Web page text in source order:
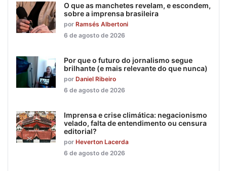
O que as manchetes revelam, e escondem,
sobre a imprensa brasileira
por Ramsés Albertoni
6 de agosto de 2026
Por que o futuro do jornalismo segue
brilhante (e mais relevante do que nunca)
por Daniel Ribeiro
6 de agosto de 2026
Imprensa e crise climática: negacionismo
velado, falta de entendimento ou censura
editorial?
por Heverton Lacerda
6 de agosto de 2026